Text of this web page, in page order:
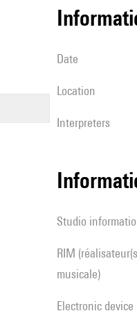
date
location
interpreters
Studio
RIM (réalisateur(s) en informatique
musicale)
Electronic device